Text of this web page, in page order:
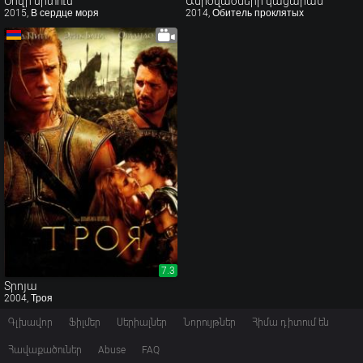
2015, В сердце моря 2014, Обитель проклятых
7.3
7.3
Տրոյա
2004, Троя
Գլխավոր Ֆիլմեր Սերիալներ Նորույթներ Հիմա դիտում են
Հավաքածուներ Abuse FAQ